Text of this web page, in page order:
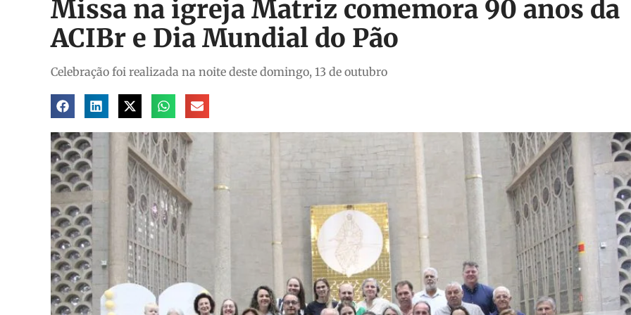
Missa na igreja Matriz comemora 90 anos da
ACIBr e Dia Mundial do Pão
Celebração foi realizada na noite deste domingo, 13 de outubro